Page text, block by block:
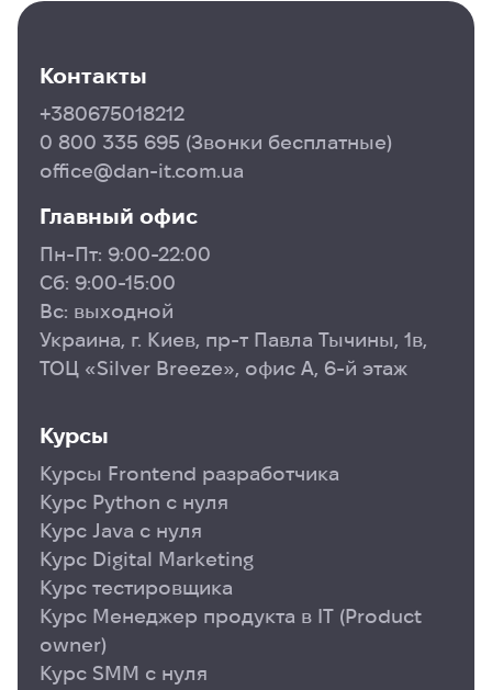
живые занятия, работа над реальными проектами,
Frontend, который предусматривает обучение
специалистов с нуля и до трудоустройства Junior-
Контакты
+380675018212
0 800 335 695 (Звонки бесплатные)
office@dan-it.com.ua
Главный офис
Пн-Пт: 9:00-22:00
Сб: 9:00-15:00
Вс: выходной
Украина, г. Киев, пр-т Павла Тычины, 1в,
ТОЦ «Silver Breeze», офис А, 6-й этаж
Курсы
Курсы Frontend разработчика
Курс Python с нуля
Курс Java с нуля
Курс Digital Marketing
Курс тестировщика
Курс Менеджер продукта в ІТ (Product
owner)
Курс SMM с нуля